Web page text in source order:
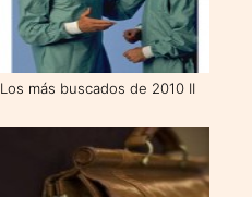
Los más buscados de 2010 II